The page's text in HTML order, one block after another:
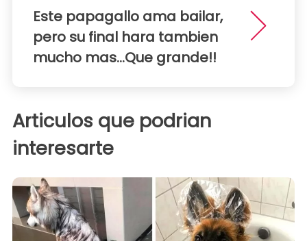
Este papagallo ama bailar,
pero su final hara tambien
mucho mas...Que grande!!
Articulos que podrian
interesarte